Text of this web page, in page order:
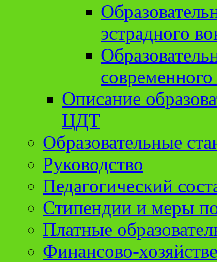
эстрадного
Описание
ЦДТ
Образовательные
Руководство
Педагогический
Стипендии и меры
Платные
Финансово-